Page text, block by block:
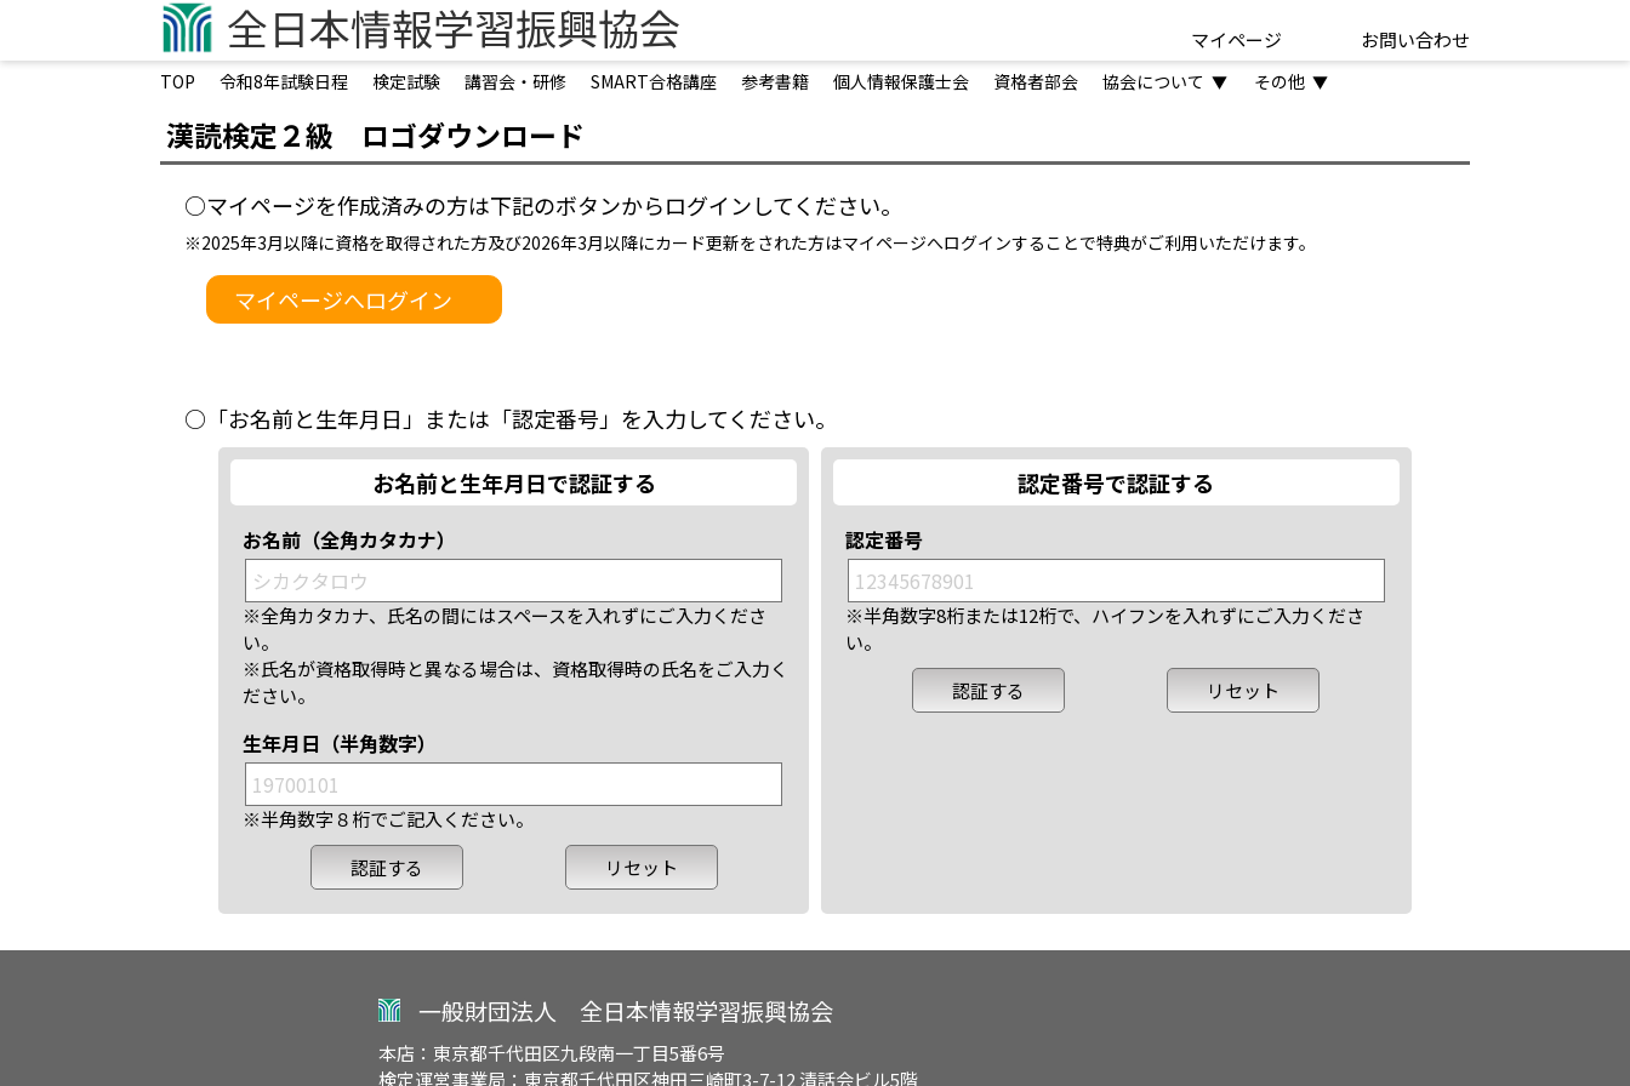
全日本情報学習振興協会 マイページ お問い合わせ
企業担当者向けページ
学生向けページ
オンライン・ライブ検定試験
オンライン試験システム構築
認定会場募集
認定会場専用サイト
領収書発行フォーム
お問い合わせ
TOP 令和8年試験日程 検定試験 講習会・研修 SMART合格講座 参考書籍 個人情報保護士会 資格者部会 協会について ▼ その他 ▼
漢読検定２級 ロゴダウンロード
○マイページを作成済みの方は下記のボタンからログインしてください。
※2025年3月以降に資格を取得された方及び2026年3月以降にカード更新をされた方はマイページへログインすることで特典がご利用いただけます。
マイページへログイン
○「お名前と生年月日」または「認定番号」を入力してください。
お名前と生年月日で認証する
お名前（全角カタカナ）
※全角カタカナ、氏名の間にはスペースを入れずにご入力くださ
い。
※氏名が資格取得時と異なる場合は、資格取得時の氏名をご入力く
ださい。
生年月日（半角数字）
※半角数字８桁でご記入ください。
認定番号で認証する
認定番号
※半角数字8桁または12桁で、ハイフンを入れずにご入力くださ
い。
一般財団法人 全日本情報学習振興協会
本店：東京都千代田区九段南一丁目5番6号
検定運営事業局：東京都千代田区神田三崎町3-7-12 清話会ビル5階